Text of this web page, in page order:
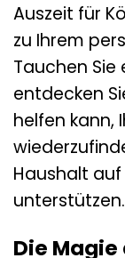
Auszeit für
zu Ihrem
Tauchen Sie
entdecken
helfen kann,
Haushalt
unterstützen.
Die Magie